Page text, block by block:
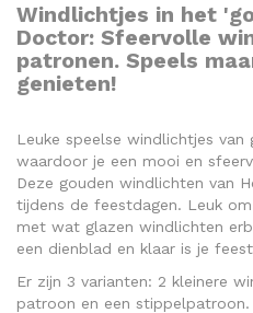
Windlichtjes in het
Doctor: Sfeervolle
patronen. Speels
genieten!
Leuke speelse windlichtjes
waardoor je een mooi en
Deze gouden windlichten van
tijdens de feestdagen. Leuk
met wat glazen windlichten
een dienblad en klaar is je
Er zijn 3 varianten: 2 kleinere
patroon en een